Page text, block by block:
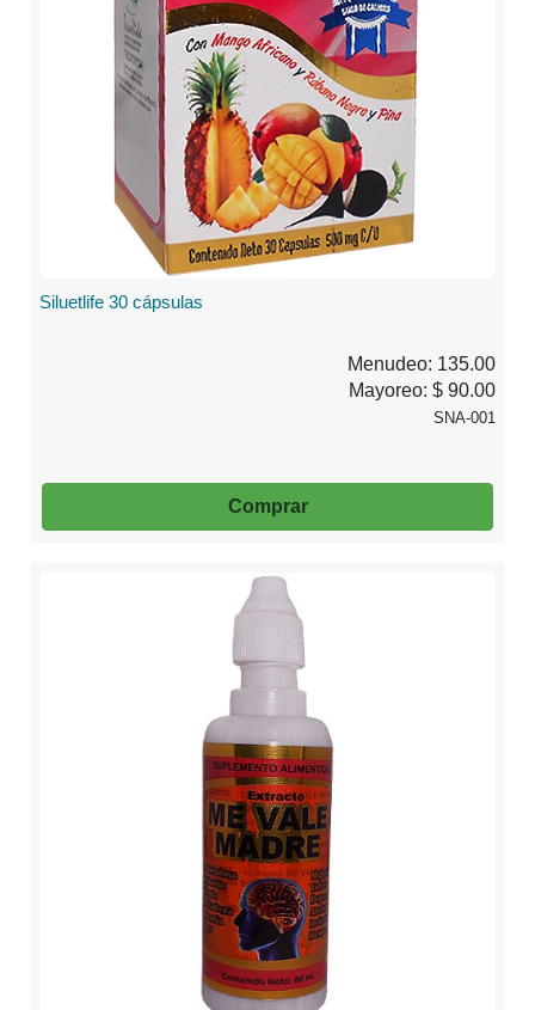
Siluetlife 30 cápsulas
Menudeo: 135.00
Mayoreo: $ 90.00
SNA-001
Comprar